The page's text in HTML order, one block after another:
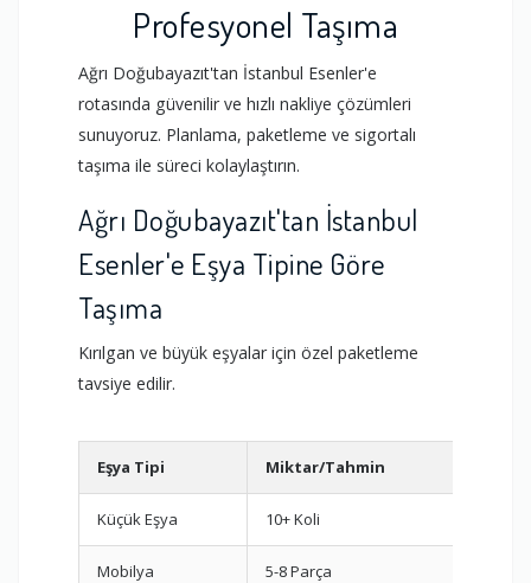
Profesyonel Taşıma
Ağrı Doğubayazıt'tan İstanbul Esenler'e
rotasında güvenilir ve hızlı nakliye çözümleri
sunuyoruz. Planlama, paketleme ve sigortalı
taşıma ile süreci kolaylaştırın.
Ağrı Doğubayazıt'tan İstanbul
Esenler'e Eşya Tipine Göre
Taşıma
Kırılgan ve büyük eşyalar için özel paketleme
tavsiye edilir.
Eşya Tipi Miktar/Tahmin
Küçük Eşya 10+ Koli
Mobilya 5-8 Parça